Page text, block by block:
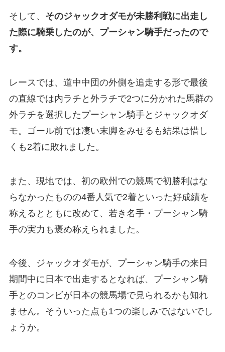
そして、 そのジャックオダモが未勝利戦に出走し
た際に騎乗したのが、プーシャン騎手だったので
す。
レースでは、道中中団の外側を追走する形で最後
の直線では内ラチと外ラチで2つに分かれた馬群の
外ラチを選択したプーシャン騎手とジャックオダ
モ。ゴール前では凄い末脚をみせるも結果は惜し
くも2着に敗れました。
また、現地では、初の欧州での競馬で初勝利はな
らなかったものの4番人気で2着といった好成績を
称えるとともに改めて、若き名手・プーシャン騎
手の実力も褒め称えられました。
今後、ジャックオダモが、プーシャン騎手の来日
期間中に日本で出走するとなれば、プーシャン騎
手とのコンビが日本の競馬場で見られるかも知れ
ません。そういった点も1つの楽しみではないでし
ょうか。